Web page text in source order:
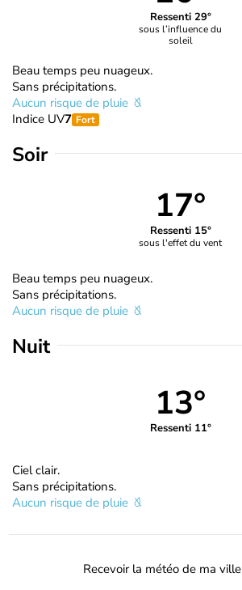
Ressenti 29°
sous l’influence du
soleil
Beau temps peu nuageux.
Sans précipitations.
Aucun risque de pluie
Indice UV7 Fort
Soir
17°
Ressenti 15°
sous l'effet du vent
Beau temps peu nuageux.
Sans précipitations.
Aucun risque de pluie
Nuit
13°
Ressenti 11°
Ciel clair.
Sans précipitations.
Aucun risque de pluie
Recevoir la météo de ma ville